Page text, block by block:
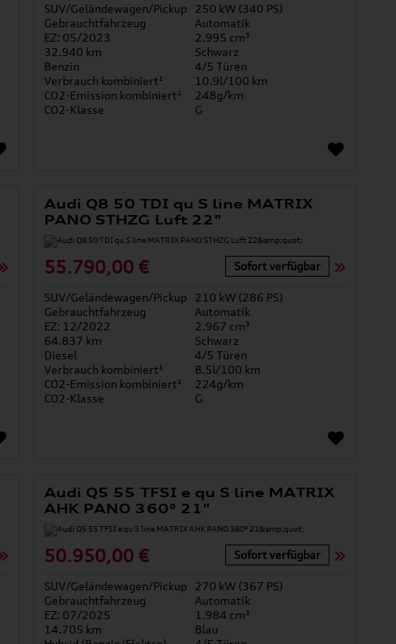
SUV/Geländewagen/Pickup
250 kW (340 PS)
Gebrauchtfahrzeug
Automatik
EZ: 05/2023
2.995 cm³
32.940 km
Schwarz
Benzin
4/5 Türen
Verbrauch kombiniert¹
10.9l/100 km
CO2-Emission kombiniert¹
248g/km
CO2-Klasse
G
Audi Q8 50 TDI qu S line MATRIX
PANO STHZG Luft 22"
55.790,00 € Sofort verfügbar
SUV/Geländewagen/Pickup
210 kW (286 PS)
Gebrauchtfahrzeug
Automatik
EZ: 12/2022
2.967 cm³
64.837 km
Schwarz
Diesel
4/5 Türen
Verbrauch kombiniert¹
8.5l/100 km
CO2-Emission kombiniert¹
224g/km
CO2-Klasse
G
Audi Q5 55 TFSI e qu S line MATRIX
AHK PANO 360° 21"
50.950,00 € Sofort verfügbar
SUV/Geländewagen/Pickup
270 kW (367 PS)
Gebrauchtfahrzeug
Automatik
EZ: 07/2025
1.984 cm³
14.705 km
Blau